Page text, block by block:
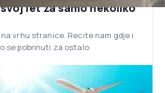
let za samo nekoliko
vrhu stranice. Recite nam gdje i
se pobrinuti za ostalo.